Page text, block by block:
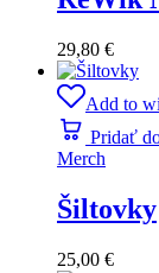
29,80 €
Add to
Pridať
Merch
Šiltovky
25,00 €